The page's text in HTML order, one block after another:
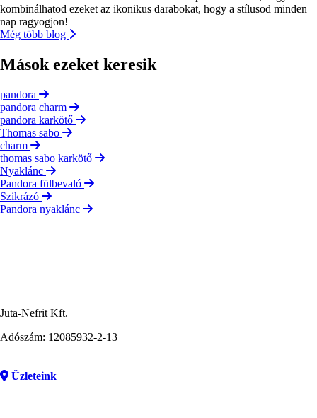
kombinálhatod ezeket az ikonikus darabokat, hogy a stílusod minden
nap ragyogjon!
Még több blog
Mások ezeket keresik
pandora
pandora charm
pandora karkötő
Thomas sabo
charm
thomas sabo karkötő
Nyaklánc
Pandora fülbevaló
Szikrázó
Pandora nyaklánc
Juta-Nefrit Kft.
Adószám: 12085932-2-13
Üzleteink